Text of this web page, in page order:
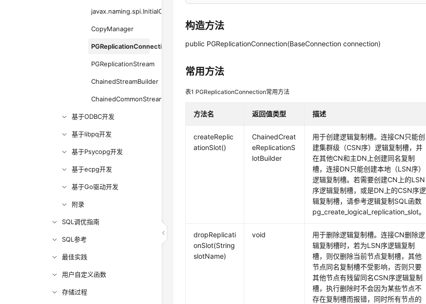
javax.naming.spi.InitialContextFactory
CopyManager
PGReplicationConnection
PGReplicationStream
ChainedStreamBuilder
ChainedCommonStreamBuilder
基于ODBC开发
基于libpq开发
基于Psycopg开发
基于ecpg开发
基于Go驱动开发
附录
SQL调优指南
SQL参考
最佳实践
用户自定义函数
存储过程
构造方法
public PGReplicationConnection(BaseConnection connection)
常用方法
表1 PGReplicationConnection常用方法
方法名 返回值类型 描述
createReplic
ationSlot()
ChainedCreat
eReplicationS
lotBuilder
用于创建逻辑复制槽。连接CN只能创
建集群级（CSN序）逻辑复制槽，并
在其他CN和主DN上创建同名复制
槽，连接DN只能创建本地（LSN序）
逻辑复制槽。若需要创建CN上的LSN
序逻辑复制槽，或是DN上的CSN序逻
辑复制槽，请参考逻辑复制SQL函数
pg_create_logical_replication_slot。
dropReplicati
onSlot(String
slotName)
void
用于删除逻辑复制槽。连接CN删除逻
辑复制槽时，若为LSN序逻辑复制
槽，则仅删除当前节点复制槽，其他
节点同名复制槽不受影响，否则只要
其他节点有残留同名CSN序逻辑复制
槽，执行删除时不会因为某些节点不
存在复制槽而报错，同时所有节点的